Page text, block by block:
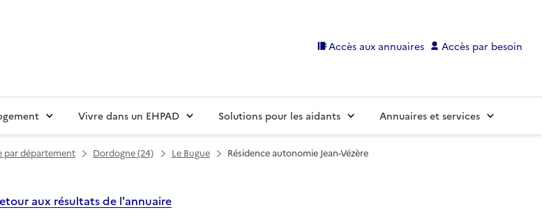
Accès aux annuaires Accès par besoin
Vivre dans un EHPAD Solutions pour les aidants Annuaires et services
par département Dordogne (24) Le Bugue Résidence autonomie Jean-Vézère
aux résultats de l'annuaire